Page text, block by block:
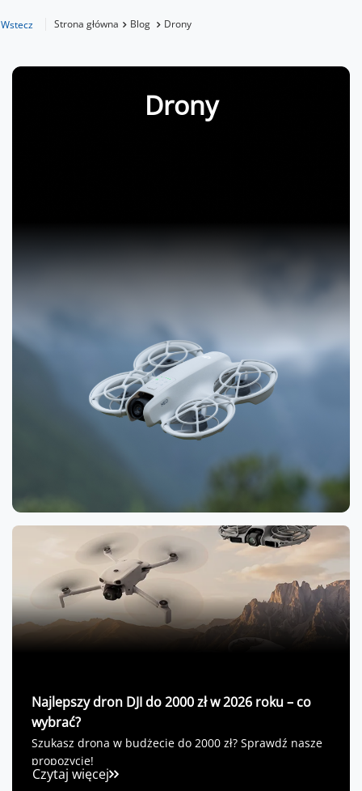
Wstecz Strona główna Blog Drony
Drony
Najlepszy dron DJI do 2000 zł w 2026 roku – co
wybrać?
Szukasz drona w budżecie do 2000 zł? Sprawdź nasze
propozycje!
Czytaj więcej